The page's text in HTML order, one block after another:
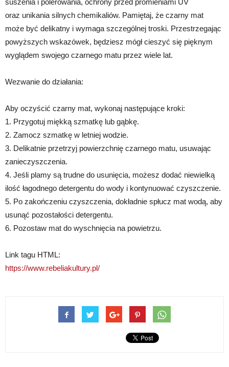
suszenia i polerowania, ochrony przed promieniami UV
oraz unikania silnych chemikaliów. Pamiętaj, że czarny mat
może być delikatny i wymaga szczególnej troski. Przestrzegając
powyższych wskazówek, będziesz mógł cieszyć się pięknym
wyglądem swojego czarnego matu przez wiele lat.
Wezwanie do działania:
Aby oczyścić czarny mat, wykonaj następujące kroki:
1. Przygotuj miękką szmatkę lub gąbkę.
2. Zamocz szmatkę w letniej wodzie.
3. Delikatnie przetrzyj powierzchnię czarnego matu, usuwając
zanieczyszczenia.
4. Jeśli plamy są trudne do usunięcia, możesz dodać niewielką
ilość łagodnego detergentu do wody i kontynuować czyszczenie.
5. Po zakończeniu czyszczenia, dokładnie spłucz mat wodą, aby
usunąć pozostałości detergentu.
6. Pozostaw mat do wyschnięcia na powietrzu.
Link tagu HTML:
https://www.rebeliakultury.pl/